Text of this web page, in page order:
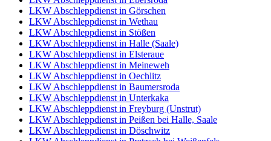
LKW Abschleppdienst in Görschen
LKW Abschleppdienst in Wethau
LKW Abschleppdienst in Stößen
LKW Abschleppdienst in Halle (Saale)
LKW Abschleppdienst in Elsteraue
LKW Abschleppdienst in Meineweh
LKW Abschleppdienst in Oechlitz
LKW Abschleppdienst in Baumersroda
LKW Abschleppdienst in Unterkaka
LKW Abschleppdienst in Freyburg (Unstrut)
LKW Abschleppdienst in Peißen bei Halle, Saale
LKW Abschleppdienst in Döschwitz